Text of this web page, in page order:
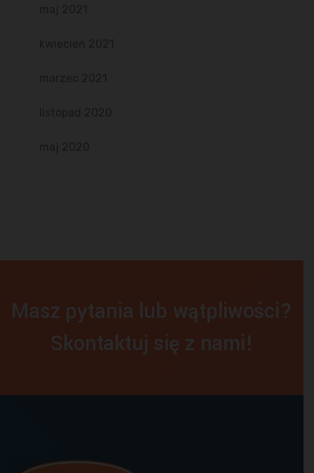
Masz pytania lub wątpliwości?
Skontaktuj się z nami!